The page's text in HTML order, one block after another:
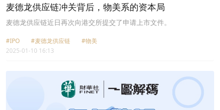
麦德龙供应链冲关背后，物美系的资本局
麦德龙供应链近日再次向港交所提交了申请上市文件。
#IPO #麦德龙供应链
#物美
2025-01-10 16:13